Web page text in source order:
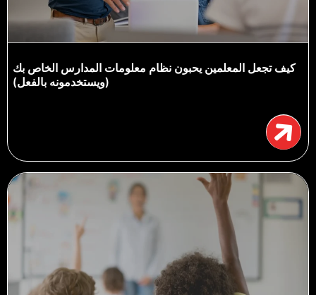
كيف تجعل المعلمين يحبون نظام معلومات المدارس الخاص بك
(ويستخدمونه بالفعل)